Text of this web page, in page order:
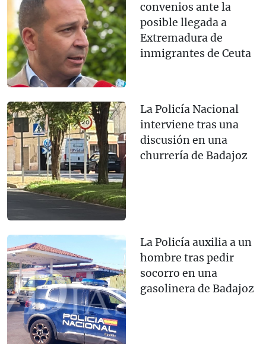
convenios ante la
posible llegada a
Extremadura de
inmigrantes de Ceuta
La Policía Nacional
interviene tras una
discusión en una
churrería de Badajoz
La Policía auxilia a un
hombre tras pedir
socorro en una
gasolinera de Badajoz